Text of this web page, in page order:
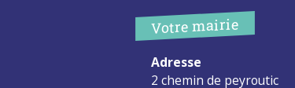
Votre mairie
Adresse
2 chemin de peyroutic